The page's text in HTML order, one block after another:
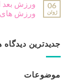
06
ژوئن
ورزش بعد
ورزش های
جدیدترین دیدگاه
موضوعات